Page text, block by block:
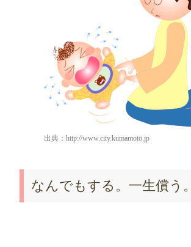
出典： http://www.city.kumamoto.jp
なんでもする。一生償う